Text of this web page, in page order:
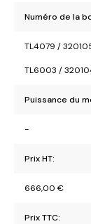
Numéro de la
TL4079 /
TL6003 /
Puissance du
-
Prix HT:
666,00 €
Prix TTC: